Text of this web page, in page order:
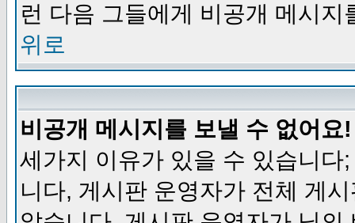
런 다음 그들에게 비공개 메시지
위로
비공개 메시지를 보낼 수 없어요!
세가지 이유가 있을 수 있습니
니다, 게시판 운영자가 전체 게